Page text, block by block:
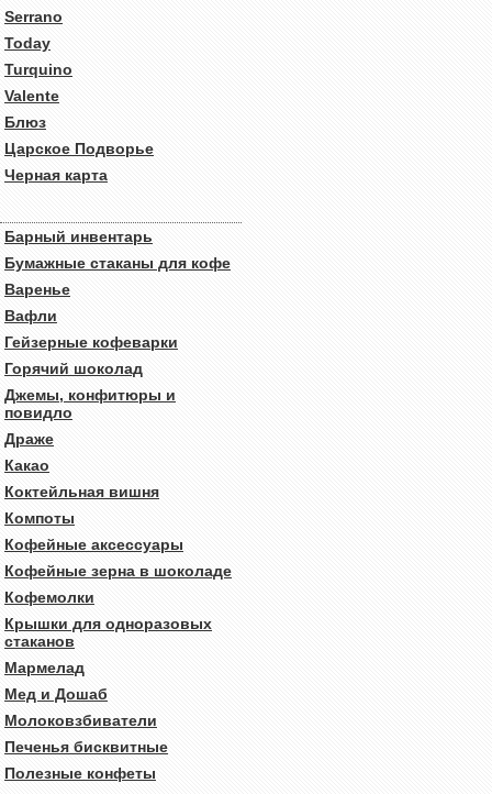
Serrano
Today
Turquino
Valente
Блюз
Царское Подворье
Черная карта
Барный инвентарь
Бумажные стаканы для кофе
Варенье
Вафли
Гейзерные кофеварки
Горячий шоколад
Джемы, конфитюры и
повидло
Драже
Какао
Коктейльная вишня
Компоты
Кофейные аксессуары
Кофейные зерна в шоколаде
Кофемолки
Крышки для одноразовых
стаканов
Мармелад
Мед и Дошаб
Молоковзбиватели
Печенья бисквитные
Полезные конфеты